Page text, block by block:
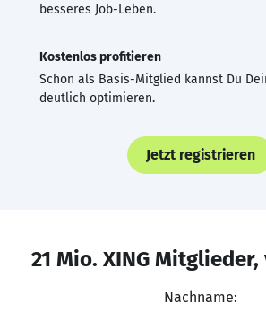
besseres Job-Leben.
Kostenlos profitieren
Schon als Basis-Mitglied kannst Du
deutlich optimieren.
Jetzt registrieren
21 Mio. XING
Nachname: